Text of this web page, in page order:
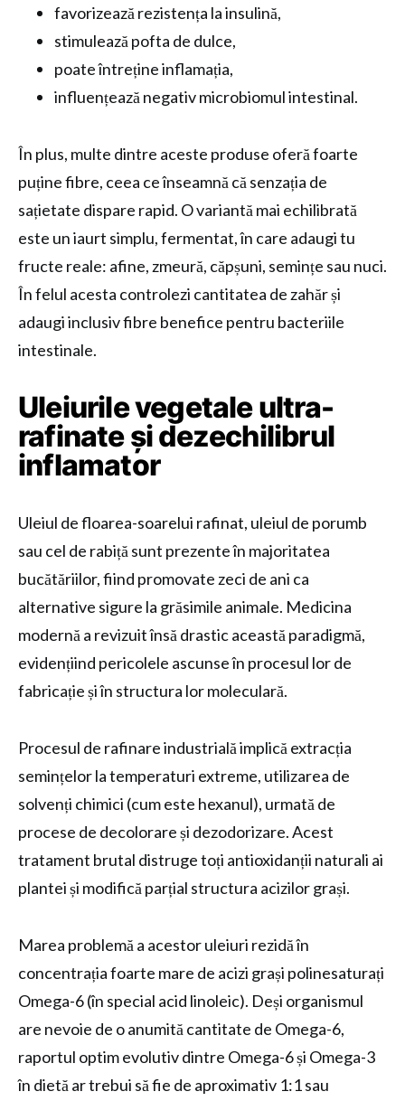
favorizează rezistența la insulină,
stimulează pofta de dulce,
poate întreține inflamația,
influențează negativ microbiomul intestinal.
În plus, multe dintre aceste produse oferă foarte
puține fibre, ceea ce înseamnă că senzația de
sațietate dispare rapid. O variantă mai echilibrată
este un iaurt simplu, fermentat, în care adaugi tu
fructe reale: afine, zmeură, căpșuni, semințe sau nuci.
În felul acesta controlezi cantitatea de zahăr și
adaugi inclusiv fibre benefice pentru bacteriile
intestinale.
Uleiurile vegetale ultra-
rafinate și dezechilibrul
inflamator
Uleiul de floarea-soarelui rafinat, uleiul de porumb
sau cel de rabiță sunt prezente în majoritatea
bucătăriilor, fiind promovate zeci de ani ca
alternative sigure la grăsimile animale. Medicina
modernă a revizuit însă drastic această paradigmă,
evidențiind pericolele ascunse în procesul lor de
fabricație și în structura lor moleculară.
Procesul de rafinare industrială implică extracția
semințelor la temperaturi extreme, utilizarea de
solvenți chimici (cum este hexanul), urmată de
procese de decolorare și dezodorizare. Acest
tratament brutal distruge toți antioxidanții naturali ai
plantei și modifică parțial structura acizilor grași.
Marea problemă a acestor uleiuri rezidă în
concentrația foarte mare de acizi grași polinesaturați
Omega-6 (în special acid linoleic). Deși organismul
are nevoie de o anumită cantitate de Omega-6,
raportul optim evolutiv dintre Omega-6 și Omega-3
în dietă ar trebui să fie de aproximativ 1:1 sau